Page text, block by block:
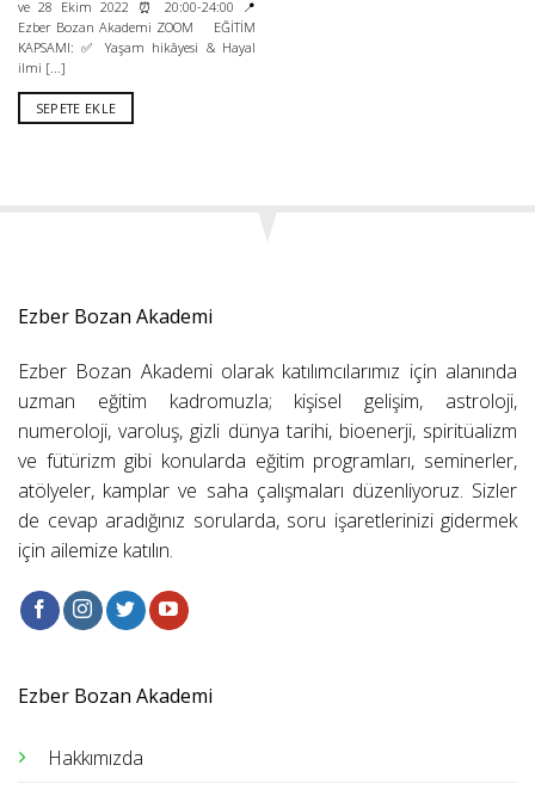
ve 28 Ekim 2022 ⏰ 20:00-24:00 📍
Ezber Bozan Akademi ZOOM EĞİTİM
KAPSAMI: ✅ Yaşam hikâyesi & Hayal
ilmi [...]
SEPETE EKLE
Ezber Bozan Akademi
Ezber Bozan Akademi olarak katılımcılarımız için alanında
uzman eğitim kadromuzla; kişisel gelişim, astroloji,
numeroloji, varoluş, gizli dünya tarihi, bioenerji, spiritüalizm
ve fütürizm gibi konularda eğitim programları, seminerler,
atölyeler, kamplar ve saha çalışmaları düzenliyoruz. Sizler
de cevap aradığınız sorularda, soru işaretlerinizi gidermek
için ailemize katılın.
Ezber Bozan Akademi
Hakkımızda